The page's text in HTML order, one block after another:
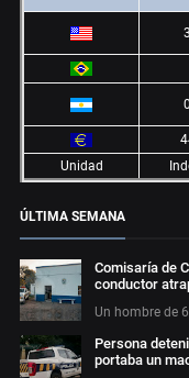
Unidad
ÚLTIMA SEMANA
Comisaría de
conductor
Un hombre de
Persona
portaba un